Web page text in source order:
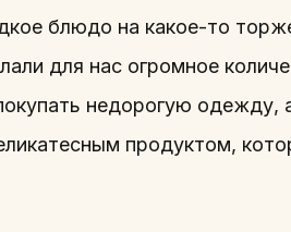
блюдо на какое-то
для нас огромное
недорогую одежду,
продуктом,